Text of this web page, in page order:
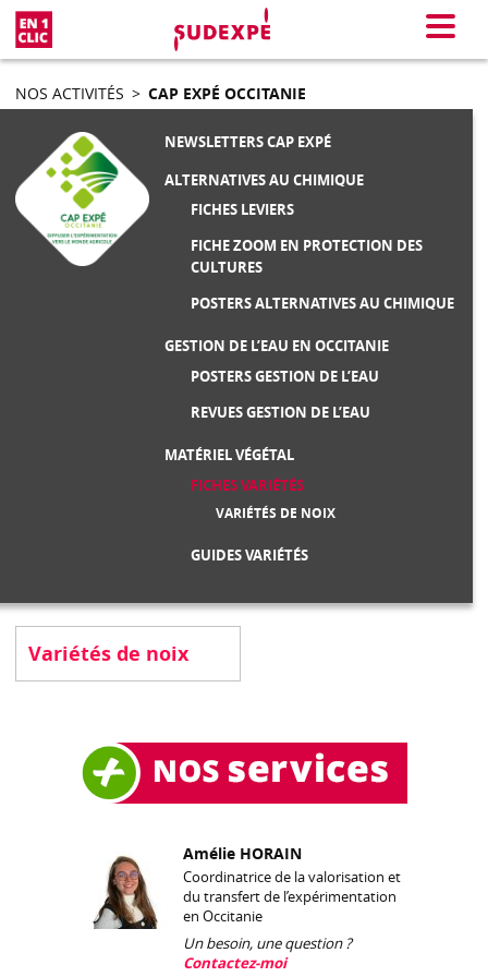
Menu
NOS ACTIVITÉS > CAP EXPÉ OCCITANIE
NEWSLETTERS CAP EXPÉ
ALTERNATIVES AU CHIMIQUE
FICHES LEVIERS
FICHE ZOOM EN PROTECTION DES
CULTURES
POSTERS ALTERNATIVES AU CHIMIQUE
GESTION DE L’EAU EN OCCITANIE
POSTERS GESTION DE L’EAU
REVUES GESTION DE L’EAU
MATÉRIEL VÉGÉTAL
FICHES VARIÉTÉS
VARIÉTÉS DE NOIX
GUIDES VARIÉTÉS
Variétés de noix
Amélie HORAIN
Coordinatrice de la valorisation et
du transfert de l’expérimentation
en Occitanie
Un besoin, une question ?
Contactez-moi